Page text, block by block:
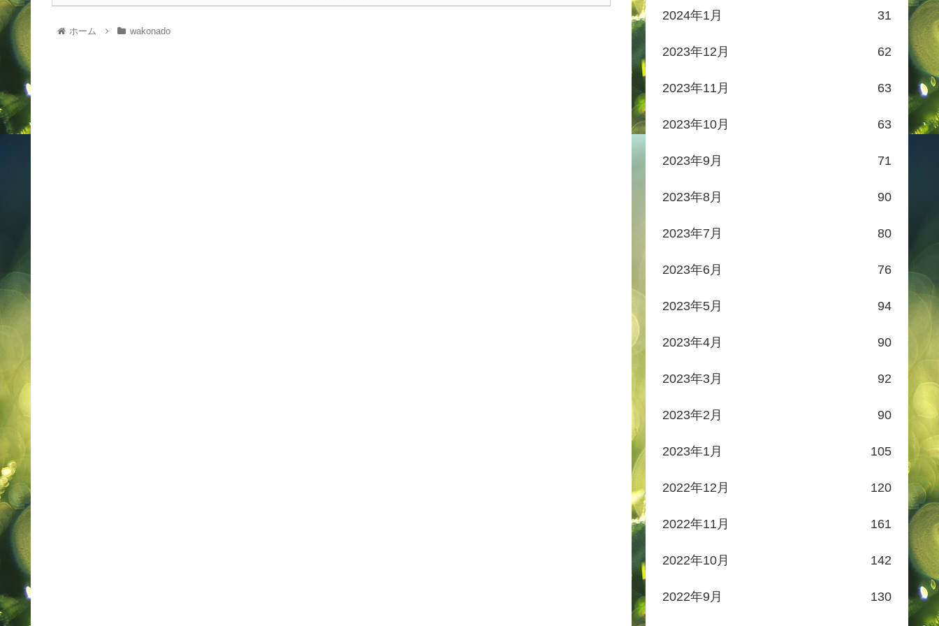
ホーム wakonado
2024年1月 31
2023年12月 62
2023年11月 63
2023年10月 63
2023年9月 71
2023年8月 90
2023年7月 80
2023年6月 76
2023年5月 94
2023年4月 90
2023年3月 92
2023年2月 90
2023年1月 105
2022年12月 120
2022年11月 161
2022年10月 142
2022年9月 130